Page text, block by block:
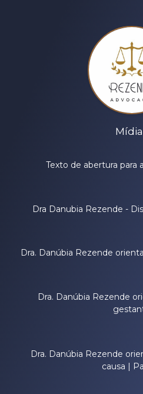
Texto de abertura para
Dra Danubia Rezende -
Dra. Danúbia Rezende
Dra. Danúbia Rezende
Dra. Danúbia Rezende
causa |